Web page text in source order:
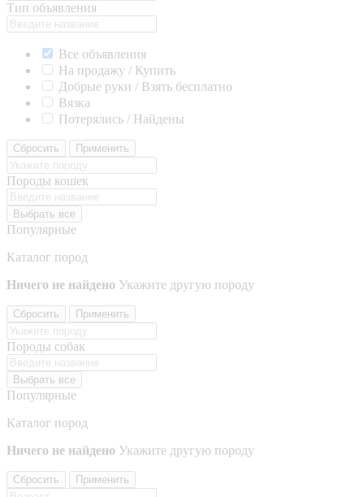
Тип объявления
Все объявления
На продажу / Купить
Добрые руки / Взять бесплатно
Вязка
Потерялись / Найдены
Сбросить Применить
Породы кошек
Выбрать все
Популярные
Каталог пород
Ничего не найдено Укажите другую породу
Сбросить Применить
Породы собак
Выбрать все
Популярные
Каталог пород
Ничего не найдено Укажите другую породу
Сбросить Применить